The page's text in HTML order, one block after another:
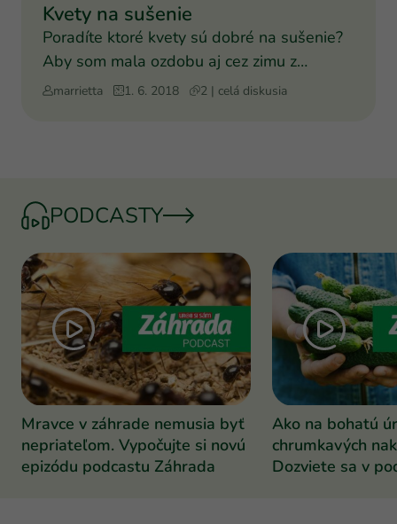
Kvety na sušenie
Poradíte ktoré kvety sú dobré na sušenie?
Aby som mala ozdobu aj cez zimu z
vlastnej záhrady. Ďakuje
marrietta 1. 6. 2018 2 | celá diskusia
PODCASTY
Mravce v záhrade nemusia byť
nepriateľom. Vypočujte si novú
epizódu podcastu Záhrada
Ako na bohatú
chrumkavých
Dozviete sa v